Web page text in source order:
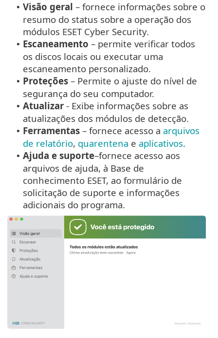
• Visão geral – fornece informações sobre o
resumo do status sobre a operação dos
módulos ESET Cyber Security.
• Escaneamento – permite verificar todos
os discos locais ou executar uma
escaneamento personalizado.
• Proteções – Permite o ajuste do nível de
segurança do seu computador.
• Atualizar - Exibe informações sobre as
atualizações dos módulos de detecção.
• Ferramentas – fornece acesso a arquivos
de relatório, quarentena e aplicativos.
• Ajuda e suporte–fornece acesso aos
arquivos de ajuda, à Base de
conhecimento ESET, ao formulário de
solicitação de suporte e informações
adicionais do programa.